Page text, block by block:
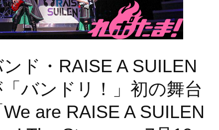
ド・RAISE A SUILEN
バンドリ！」初の舞台
are RAISE A SUILEN